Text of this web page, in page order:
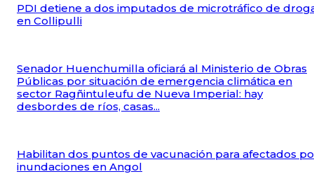
PDI detiene a dos imputados de microtráfico de
en Collipulli
Senador Huenchumilla oficiará al Ministerio de Obras
Públicas por situación de emergencia climática en
sector Ragñintuleufu de Nueva Imperial: hay
desbordes de ríos, casas...
Habilitan dos puntos de vacunación para afectados
inundaciones en Angol